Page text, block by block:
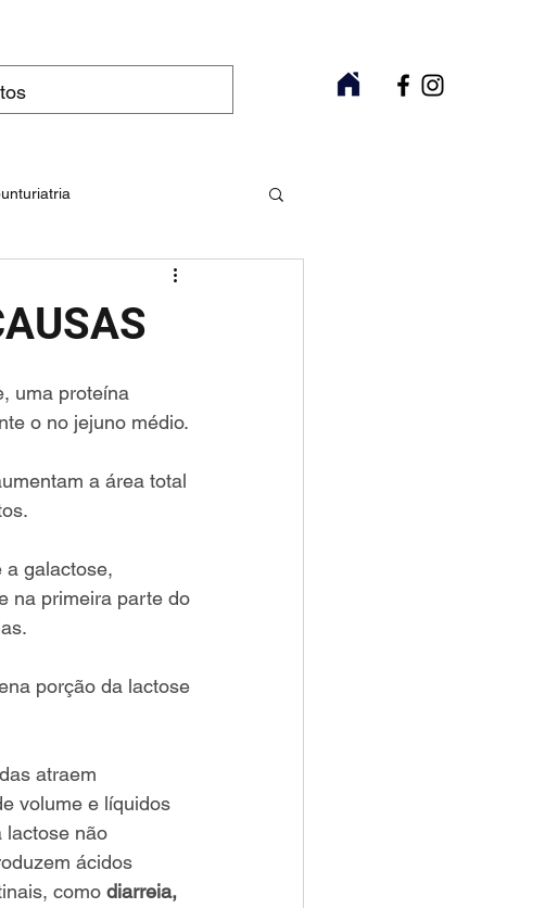
Fitoterapia
uma proteína
o no jejuno médio.
a área total
a galactose,
na primeira parte do
porção da lactose
atraem
volume e líquidos
lactose não
ácidos
como diarreia,